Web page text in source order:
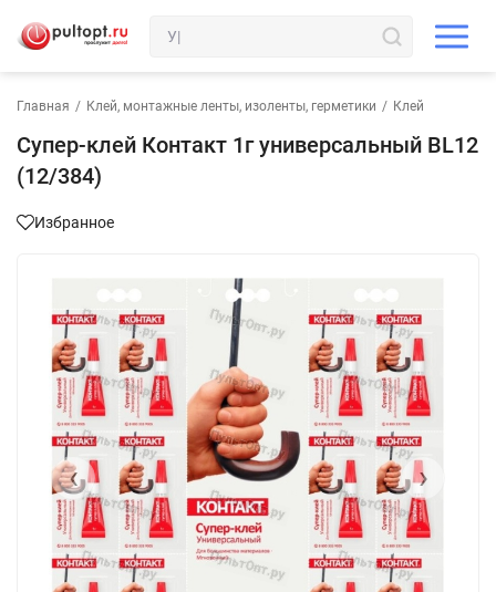
Главная / Клей, монтажные ленты, изоленты, герметики / Клей
Супер-клей Контакт 1г универсальный BL12
(12/384)
Избранное
‹ ›